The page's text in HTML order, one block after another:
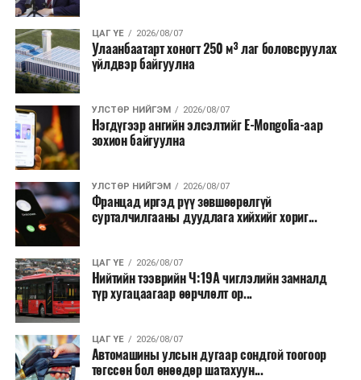
Түүнчлэн түлш, улаанбуудай, хүнсний ногооны нөөц
бүрдүүлэх зоорь, агуулах барих аж ахуйн нэгжүүдэд
хөнгөлөлттэй зээл олгох, цахилгааны хөнгөлөлт
үзүүлэхийг салбарын сайд нарт үүрэг болголоо.
ЦАГ ҮЕ 2026/08/07
Улаанбаатарт хоногт 250 м³ лаг боловсруулах
үйлдвэр байгуулна
УЛСТӨР НИЙГЭМ 2026/08/07
Нэгдүгээр ангийн элсэлтийг E-Mongolia-аар
зохион байгуулна
УЛСТӨР НИЙГЭМ 2026/08/07
Францад иргэд рүү зөвшөөрөлгүй
сурталчилгааны дуудлага хийхийг хориг...
ЦАГ ҮЕ 2026/08/07
Нийтийн тээврийн Ч:19А чиглэлийн замналд
түр хугацаагаар өөрчлөлт ор...
ЦАГ ҮЕ 2026/08/07
Автомашины улсын дугаар сондгой тоогоор
төгссөн бол өнөөдөр шатахуун...